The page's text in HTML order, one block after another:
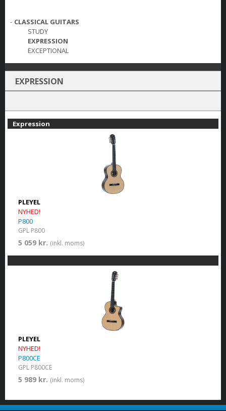
KONTAKT
- CLASSICAL GUITARS
STUDY
EXPRESSION
EXCEPTIONAL
EXPRESSION
Expression
PLEYEL
NYHED!
P800
GPL P800
5 059 kr. (inkl. moms)
PLEYEL
NYHED!
P800CE
GPL P800CE
5 989 kr. (inkl. moms)